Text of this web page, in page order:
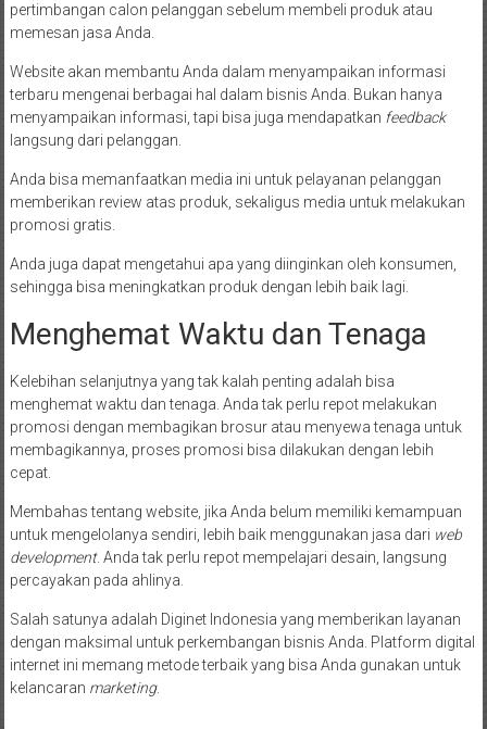
pertimbangan calon pelanggan sebelum membeli produk atau
memesan jasa Anda.
Website akan membantu Anda dalam menyampaikan informasi
terbaru mengenai berbagai hal dalam bisnis Anda. Bukan hanya
menyampaikan informasi, tapi bisa juga mendapatkan feedback
langsung dari pelanggan.
Anda bisa memanfaatkan media ini untuk pelayanan pelanggan
memberikan review atas produk, sekaligus media untuk melakukan
promosi gratis.
Anda juga dapat mengetahui apa yang diinginkan oleh konsumen,
sehingga bisa meningkatkan produk dengan lebih baik lagi.
Menghemat Waktu dan Tenaga
Kelebihan selanjutnya yang tak kalah penting adalah bisa
menghemat waktu dan tenaga. Anda tak perlu repot melakukan
promosi dengan membagikan brosur atau menyewa tenaga untuk
membagikannya, proses promosi bisa dilakukan dengan lebih
cepat.
Membahas tentang website, jika Anda belum memiliki kemampuan
untuk mengelolanya sendiri, lebih baik menggunakan jasa dari web
development. Anda tak perlu repot mempelajari desain, langsung
percayakan pada ahlinya.
Salah satunya adalah Diginet Indonesia yang memberikan layanan
dengan maksimal untuk perkembangan bisnis Anda. Platform digital
internet ini memang metode terbaik yang bisa Anda gunakan untuk
kelancaran marketing.